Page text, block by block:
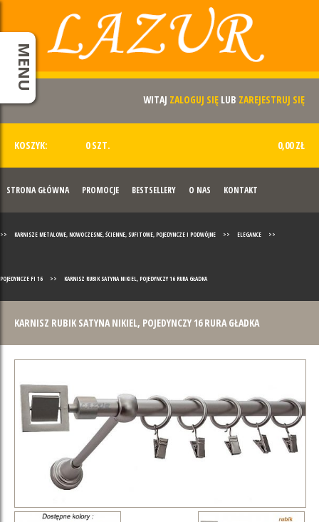
WITAJ ZALOGUJ SIĘ LUB ZAREJESTRUJ SIĘ
KOSZYK: 0 SZT. 0,00 ZŁ
STRONA GŁÓWNA PROMOCJE BESTSELLERY O NAS KONTAKT
MENU
>> KARNISZE METALOWE, NOWOCZESNE, ŚCIENNE, SUFITOWE, POJEDYNCZE I PODWÓJNE >> ELEGANCE >>
POJEDYNCZE FI 16 >> KARNISZ RUBIK SATYNA NIKIEL, POJEDYNCZY 16 RURA GŁADKA
KARNISZ RUBIK SATYNA NIKIEL, POJEDYNCZY 16 RURA GŁADKA